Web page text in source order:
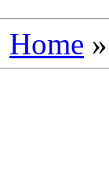
Home